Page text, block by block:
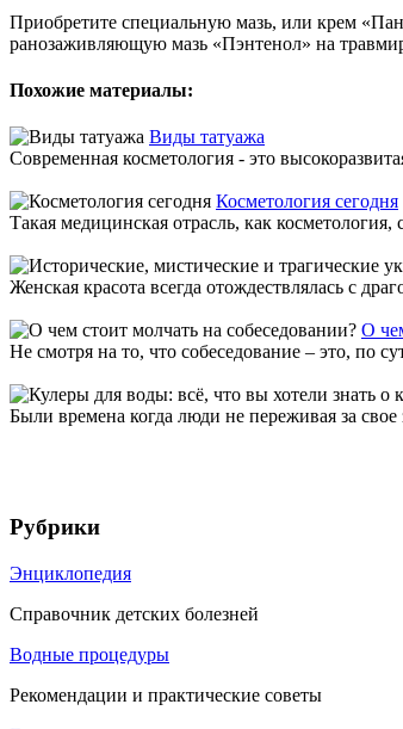
Приобретите специальную мазь, или крем
ранозаживляющую мазь «Пэнтенол» на
Похожие материалы:
Виды татуажа
Современная косметология - это
Косметология сегодня
Такая медицинская отрасль, как
Женская красота всегда отождествлялась с
О
Не смотря на то, что собеседование – это, по
Были времена когда люди не переживая за
Рубрики
Энциклопедия
Справочник детских болезней
Водные процедуры
Рекомендации и практические советы